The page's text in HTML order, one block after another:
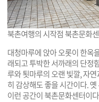
북촌여행의 시작점 북촌문화
대청마루에 앉아 오롯이 한옥
래되고 투박한 서까래의 단정
루와 툇마루의 오랜 빛깔, 자
히 감상해도 좋을 시간이다.
이런 공간이 북촌문화센터이